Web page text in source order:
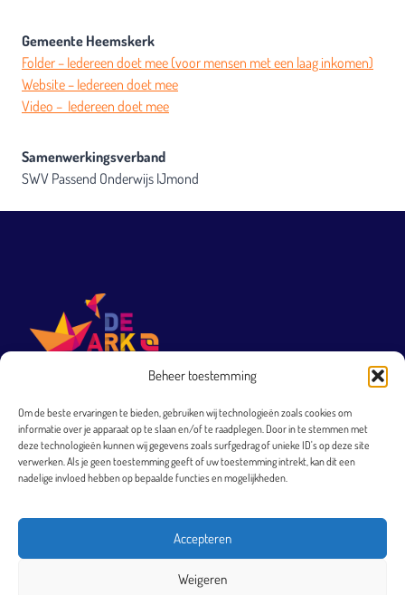
Beheer toestemming
Om de beste ervaringen te bieden, gebruiken wij technologieën zoals cookies om
informatie over je apparaat op te slaan en/of te raadplegen. Door in te stemmen met
deze technologieën kunnen wij gegevens zoals surfgedrag of unieke ID's op deze site
verwerken. Als je geen toestemming geeft of uw toestemming intrekt, kan dit een
nadelige invloed hebben op bepaalde functies en mogelijkheden.
Accepteren
Weigeren
Gemeente Heemskerk
Folder – Iedereen doet mee (voor mensen met een laag inkomen)
Website – Iedereen doet mee
Video – Iedereen doet mee
Samenwerkingsverband
SWV Passend Onderwijs IJmond
T 0251 231 569
directie@arkheemskerk.nl
Bezoekadres
Postadres